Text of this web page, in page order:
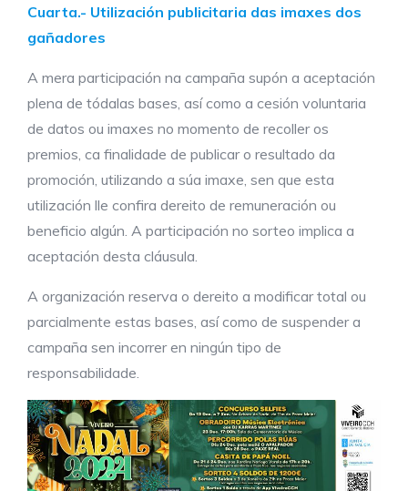
Cuarta.- Utilización publicitaria das imaxes dos
gañadores
A mera participación na campaña supón a aceptación
plena de tódalas bases, así como a cesión voluntaria
de datos ou imaxes no momento de recoller os
premios, ca finalidade de publicar o resultado da
promoción, utilizando a súa imaxe, sen que esta
utilización lle confira dereito de remuneración ou
beneficio algún. A participación no sorteo implica a
aceptación desta cláusula.
A organización reserva o dereito a modificar total ou
parcialmente estas bases, así como de suspender a
campaña sen incorrer en ningún tipo de
responsabilidade.